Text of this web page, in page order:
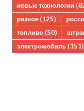
новые технологии
разное (125)
топливо (50)
электромобиль (151)